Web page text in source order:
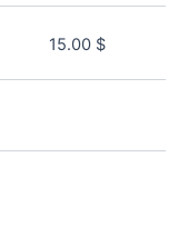
15.00 $